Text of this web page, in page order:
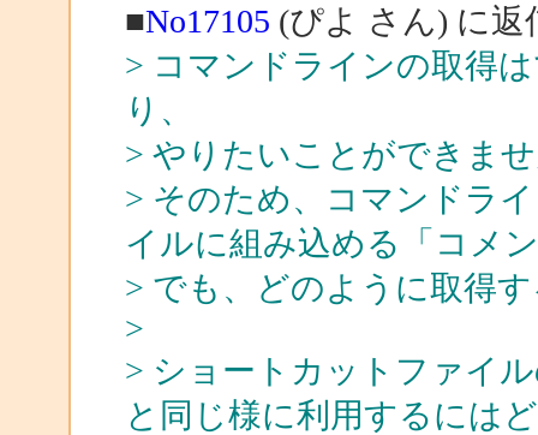
■No17105 (ぴよ さん) に返
> コマンドラインの取得
り、
> やりたいことができま
> そのため、コマンドラ
イルに組み込める「コメ
> でも、どのように取得
>
> ショートカットファイ
と同じ様に利用するには